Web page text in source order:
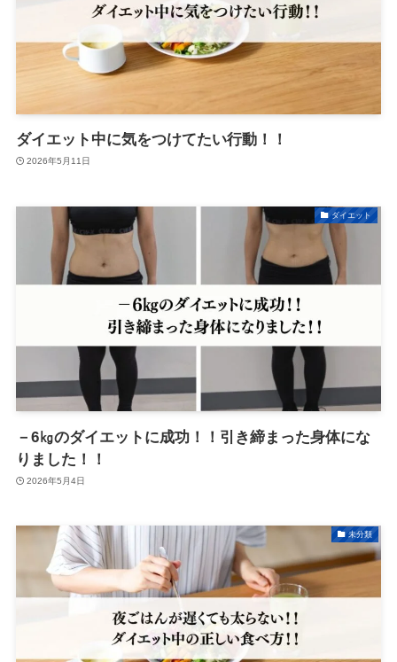
ダイエット中に気をつけてたい行動！！
2026年5月11日
ダイエット
－6㎏のダイエットに成功！！引き締まった身体にな
りました！！
2026年5月4日
未分類